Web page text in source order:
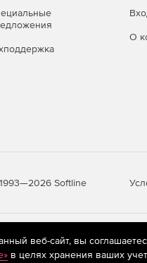
нужно будет
от 5 лицензий. Для
соглашения OVL из
+
О
Softline
рекомендательные
веб-сайт, вы
в целях хранения ваших